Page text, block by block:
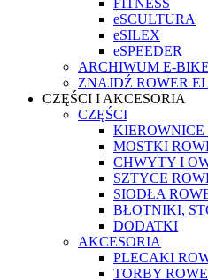
FITNESS
eSCULTURA
eSILEX
eSPEEDER
ARCHIWUM E-BIKE
ZNAJDŹ ROWER
CZĘŚCI I AKCESORIA
CZĘŚCI
KIEROWNICE
MOSTKI
CHWYTY I
SZTYCE
SIODŁA
BŁOTNIKI,
DODATKI
AKCESORIA
PLECAKI
TORBY